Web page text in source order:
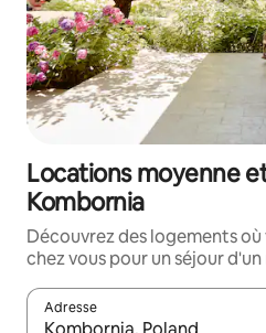
Locations moyenne
Kombornia
Découvrez des logements
chez vous pour un séjour d'un
Adresse
Lorsque les résultats